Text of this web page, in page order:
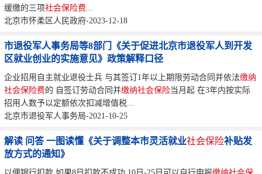
缓缴的三项社会保险费
北京市怀柔区人民政府-2023-12-18
市退役军人事务局等8部门《关于促进北京市退役军人到开发
区就业创业的实施意见》政策解释口径
企业招用自主就业退役士兵 与其签订1年以上期限劳动合同并依法缴纳
社会保险费的 自签订劳动合同并缴纳社会保险当月起 在3年内按实际
招用人数予以定额依次扣减增值税...
北京市退役军人事务局-2021-10-25
解读 问答 一图读懂《关于调整本市灵活就业社会保险补贴发
放方式的通知》